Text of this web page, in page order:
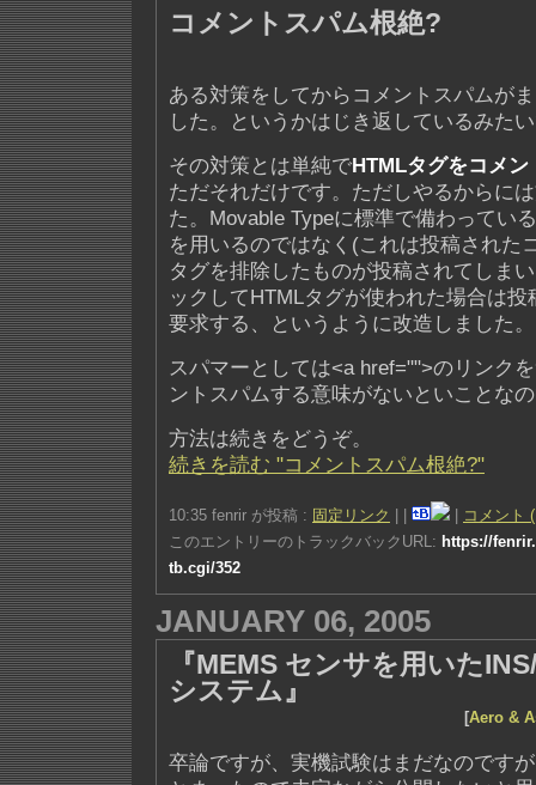
コメントスパム根絶?
ある対策をしてからコメントスパムが
した。というかはじき返しているみた
その対策とは単純でHTMLタグをコメ
ただそれだけです。ただしやるからに
た。Movable Typeに標準で備わってい
を用いるのではなく(これは投稿された
タグを排除したものが投稿されてしま
ックしてHTMLタグが使われた場合は
要求する、というように改造しました。
スパマーとしては<a href="">のリンク
ントスパムする意味がないといことな
方法は続きをどうぞ。
続きを読む "コメントスパム根絶?"
10:35 fenrir が投稿 : 固定リンク
コメント
このエントリーのトラックバックURL: https://
tb.cgi/352
JANUARY 06, 2005
『MEMS センサを用いた
システム』
[Aero &
卒論ですが、実機試験はまだなのです